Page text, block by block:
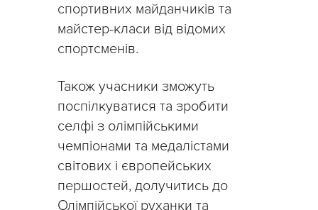
спортивних майданчиків та
майстер-класи від відомих
спортсменів.
Також учасники зможуть
поспілкуватися та зробити
селфі з олімпійськими
чемпіонами та медалістами
світових і європейських
першостей, долучитись до
Олімпійської руханки та